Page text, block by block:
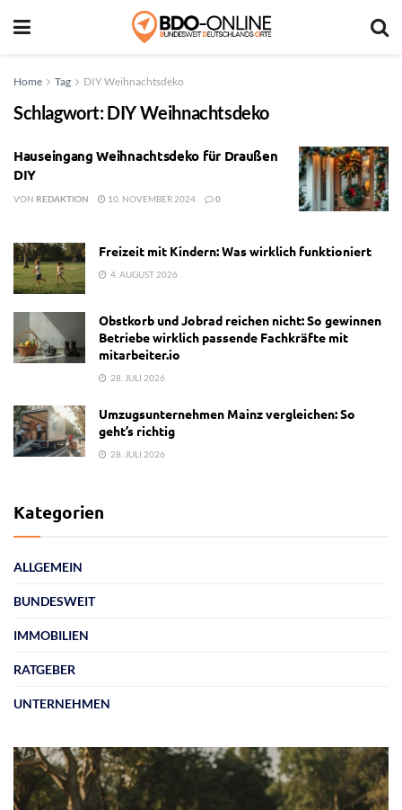
Home Tag DIY Weihnachtsdeko
Schlagwort:DIY Weihnachtsdeko
Hauseingang Weihnachtsdeko für Draußen
DIY
VON REDAKTION 10. NOVEMBER 2024 0
Freizeit mit Kindern: Was wirklich funktioniert
4. AUGUST 2026
Obstkorb und Jobrad reichen nicht: So gewinnen
Betriebe wirklich passende Fachkräfte mit
mitarbeiter.io
28. JULI 2026
Umzugsunternehmen Mainz vergleichen: So
geht’s richtig
28. JULI 2026
Kategorien
ALLGEMEIN
BUNDESWEIT
IMMOBILIEN
RATGEBER
UNTERNEHMEN